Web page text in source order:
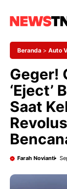
Beranda > Auto
Bencana di Jalan?
Geger!
‘Eject’
Saat
Farah Novianti